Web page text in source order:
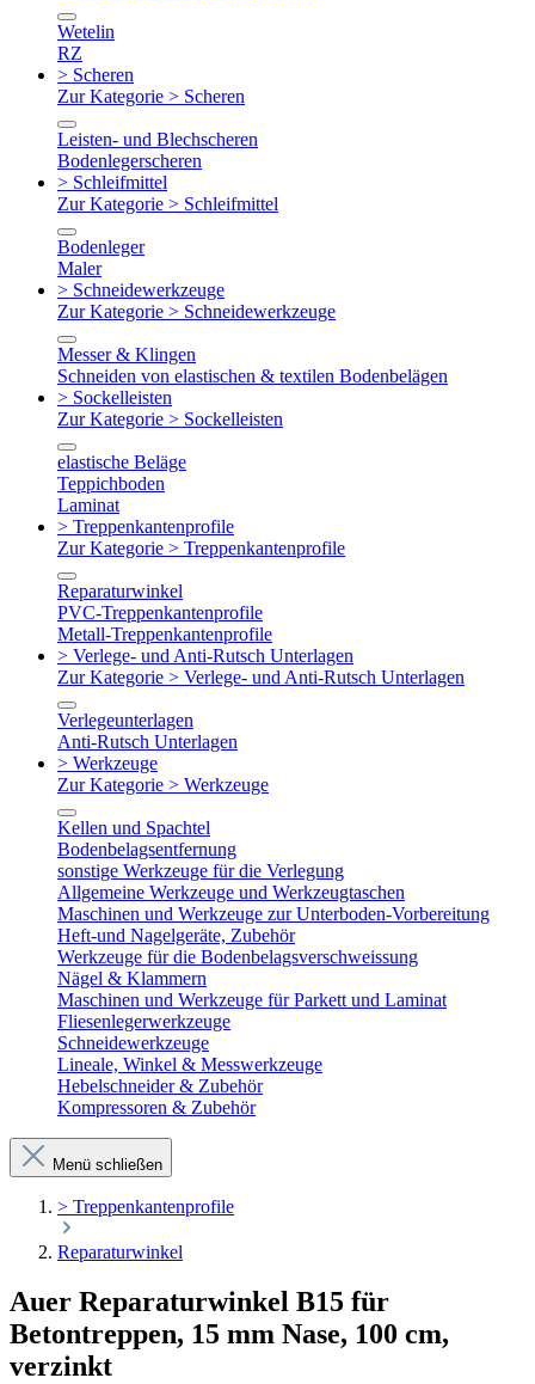
Wetelin
RZ
> Scheren
Zur Kategorie > Scheren
Leisten- und Blechscheren
Bodenlegerscheren
> Schleifmittel
Zur Kategorie > Schleifmittel
Bodenleger
Maler
> Schneidewerkzeuge
Zur Kategorie > Schneidewerkzeuge
Messer & Klingen
Schneiden von elastischen & textilen Bodenbelägen
> Sockelleisten
Zur Kategorie > Sockelleisten
elastische Beläge
Teppichboden
Laminat
> Treppenkantenprofile
Zur Kategorie > Treppenkantenprofile
Reparaturwinkel
PVC-Treppenkantenprofile
Metall-Treppenkantenprofile
> Verlege- und Anti-Rutsch Unterlagen
Zur Kategorie > Verlege- und Anti-Rutsch Unterlagen
Verlegeunterlagen
Anti-Rutsch Unterlagen
> Werkzeuge
Zur Kategorie > Werkzeuge
Kellen und Spachtel
Bodenbelagsentfernung
sonstige Werkzeuge für die Verlegung
Allgemeine Werkzeuge und Werkzeugtaschen
Maschinen und Werkzeuge zur Unterboden-Vorbereitung
Heft-und Nagelgeräte, Zubehör
Werkzeuge für die Bodenbelagsverschweissung
Nägel & Klammern
Maschinen und Werkzeuge für Parkett und Laminat
Fliesenlegerwerkzeuge
Schneidewerkzeuge
Lineale, Winkel & Messwerkzeuge
Hebelschneider & Zubehör
Kompressoren & Zubehör
Menü schließen
> Treppenkantenprofile
Reparaturwinkel
Auer Reparaturwinkel B15 für
Betontreppen, 15 mm Nase, 100 cm,
verzinkt